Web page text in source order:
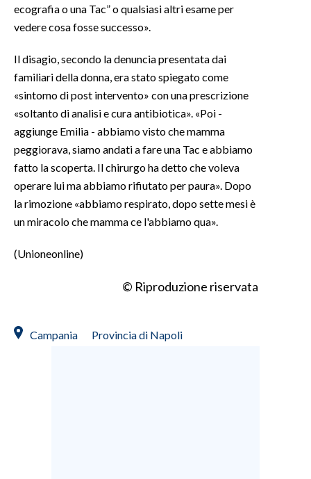
3 MINUTI CON
INFO AZIENDE
ABBONATI
ANNUNCI
NECROLOGI
PUBBLICITÀ
STORE
ecografia o una Tac” o qualsiasi altri esame per
vedere cosa fosse successo».
Il disagio, secondo la denuncia presentata dai
familiari della donna, era stato spiegato come
«sintomo di post intervento» con una prescrizione
«soltanto di analisi e cura antibiotica». «Poi -
aggiunge Emilia - abbiamo visto che mamma
peggiorava, siamo andati a fare una Tac e abbiamo
fatto la scoperta. Il chirurgo ha detto che voleva
operare lui ma abbiamo rifiutato per paura». Dopo
la rimozione «abbiamo respirato, dopo sette mesi è
un miracolo che mamma ce l'abbiamo qua».
(Unioneonline)
© Riproduzione riservata
Campania Provincia di Napoli